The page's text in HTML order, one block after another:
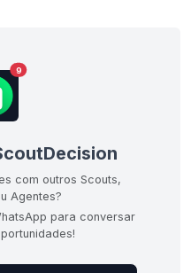
9
com outros Scouts,
Agentes?
para conversar